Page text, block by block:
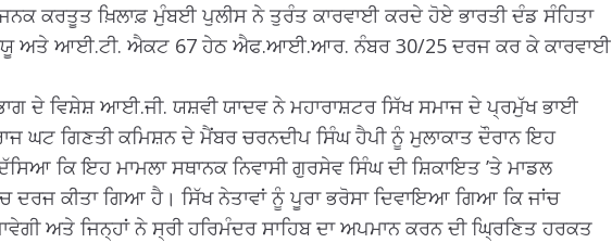
ਕਰਤੂਤ ਖ਼ਿਲਾਫ਼ ਮੁੰਬਈ ਪੁਲੀਸ ਨੇ ਤੁਰੰਤ ਕਾਰਵਾਈ ਕਰਦੇ ਹੋਏ ਭਾਰਤੀ ਦੰਡ ਸੰਹਿਤਾ
ਅਤੇ ਆਈ.ਟੀ. ਐਕਟ 67 ਹੇਠ ਐਫ.ਆਈ.ਆਰ. ਨੰਬਰ 30/25 ਦਰਜ ਕਰ ਕੇ ਕਾਰਵਾਈ
ਦੇ ਵਿਸ਼ੇਸ਼ ਆਈ.ਜੀ. ਯਸ਼ਵੀ ਯਾਦਵ ਨੇ ਮਹਾਰਾਸ਼ਟਰ ਸਿੱਖ ਸਮਾਜ ਦੇ ਪ੍ਰਮੁੱਖ ਭਾਈ
ਘਟ ਗਿਣਤੀ ਕਮਿਸ਼ਨ ਦੇ ਮੈਂਬਰ ਚਰਨਦੀਪ ਸਿੰਘ ਹੈਪੀ ਨੂੰ ਮੁਲਾਕਾਤ ਦੌਰਾਨ ਇਹ
ਕਿ ਇਹ ਮਾਮਲਾ ਸਥਾਨਕ ਨਿਵਾਸੀ ਗੁਰਸੇਵ ਸਿੰਘ ਦੀ ਸ਼ਿਕਾਇਤ ’ਤੇ ਮਾਡਲ
ਦਰਜ ਕੀਤਾ ਗਿਆ ਹੈ। ਸਿੱਖ ਨੇਤਾਵਾਂ ਨੂੰ ਪੂਰਾ ਭਰੋਸਾ ਦਿਵਾਇਆ ਗਿਆ ਕਿ ਜਾਂਚ
ਅਤੇ ਜਿਨ੍ਹਾਂ ਨੇ ਸ੍ਰੀ ਹਰਿਮੰਦਰ ਸਾਹਿਬ ਦਾ ਅਪਮਾਨ ਕਰਨ ਦੀ ਘ੍ਰਿਣਿਤ ਹਰਕਤ